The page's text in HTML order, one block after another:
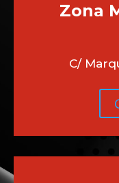
Zona
C/